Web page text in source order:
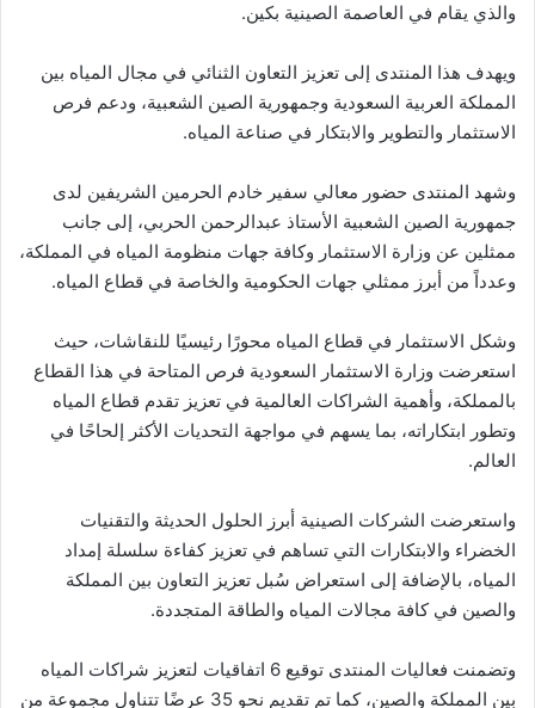
والذي يقام في العاصمة الصينية بكين.
ويهدف هذا المنتدى إلى تعزيز التعاون الثنائي في مجال المياه بين
المملكة العربية السعودية وجمهورية الصين الشعبية، ودعم فرص
الاستثمار والتطوير والابتكار في صناعة المياه.
وشهد المنتدى حضور معالي سفير خادم الحرمين الشريفين لدى
جمهورية الصين الشعبية الأستاذ عبدالرحمن الحربي، إلى جانب
ممثلين عن وزارة الاستثمار وكافة جهات منظومة المياه في المملكة،
وعدداً من أبرز ممثلي جهات الحكومية والخاصة في قطاع المياه.
وشكل الاستثمار في قطاع المياه محورًا رئيسيًا للنقاشات، حيث
استعرضت وزارة الاستثمار السعودية فرص المتاحة في هذا القطاع
بالمملكة، وأهمية الشراكات العالمية في تعزيز تقدم قطاع المياه
وتطور ابتكاراته، بما يسهم في مواجهة التحديات الأكثر إلحاحًا في
العالم.
واستعرضت الشركات الصينية أبرز الحلول الحديثة والتقنيات
الخضراء والابتكارات التي تساهم في تعزيز كفاءة سلسلة إمداد
المياه، بالإضافة إلى استعراض سُبل تعزيز التعاون بين المملكة
والصين في كافة مجالات المياه والطاقة المتجددة.
وتضمنت فعاليات المنتدى توقيع 6 اتفاقيات لتعزيز شراكات المياه
بين المملكة والصين، كما تم تقديم نحو 35 عرضًا تتناول مجموعة من